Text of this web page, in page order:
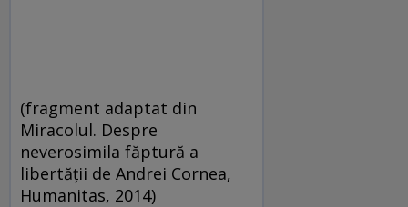
(fragment adaptat din
Miracolul. Despre
neverosimila făptură a
libertății de Andrei Cornea,
Humanitas, 2014)